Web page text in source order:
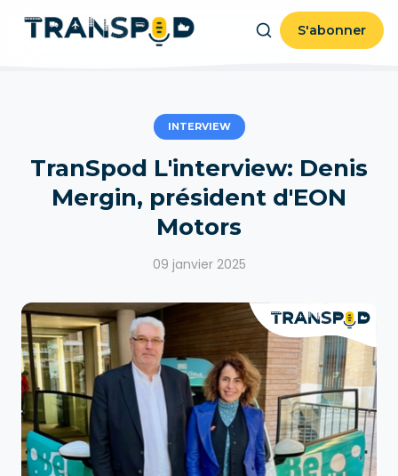
S'abonner
INTERVIEW
TranSpod L'interview: Denis
Mergin, président d'EON
Motors
09 janvier 2025